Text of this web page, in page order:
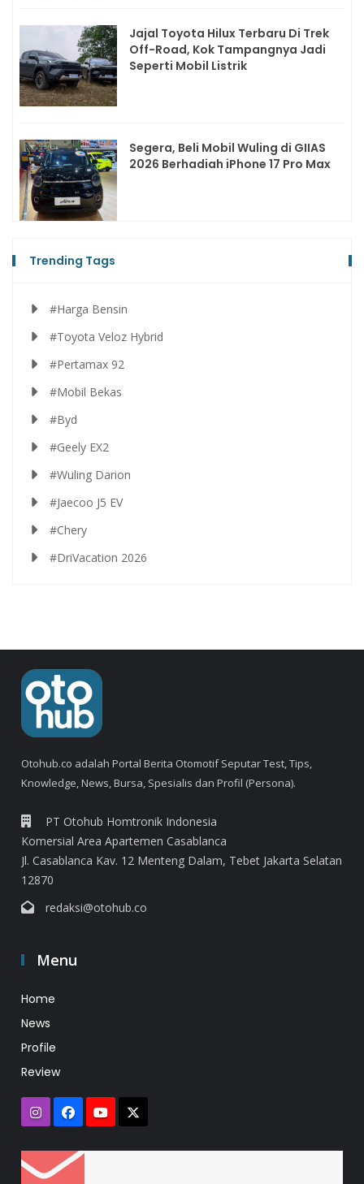
Jajal Toyota Hilux Terbaru Di Trek
Off-Road, Kok Tampangnya Jadi
Seperti Mobil Listrik
Segera, Beli Mobil Wuling di GIIAS
2026 Berhadiah iPhone 17 Pro Max
Trending Tags
#Harga Bensin
#Toyota Veloz Hybrid
#Pertamax 92
#Mobil Bekas
#Byd
#Geely EX2
#Wuling Darion
#Jaecoo J5 EV
#Chery
#DriVacation 2026
Otohub.co adalah Portal Berita Otomotif Seputar Test, Tips,
Knowledge, News, Bursa, Spesialis dan Profil (Persona).
PT Otohub Homtronik Indonesia
Komersial Area Apartemen Casablanca
Jl. Casablanca Kav. 12 Menteng Dalam, Tebet Jakarta Selatan
12870
redaksi@otohub.co
Menu
Home
News
Profile
Review